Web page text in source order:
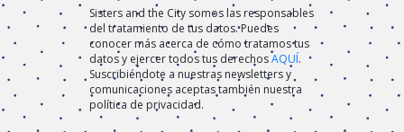
Sisters and the City somos las responsables
del tratamiento de tus datos. Puedes
conocer más acerca de cómo tratamos tus
datos y ejercer todos tus derechosAQUÍ.
Suscribiéndote a nuestras newsletters y
comunicaciones aceptas también nuestra
política de privacidad.